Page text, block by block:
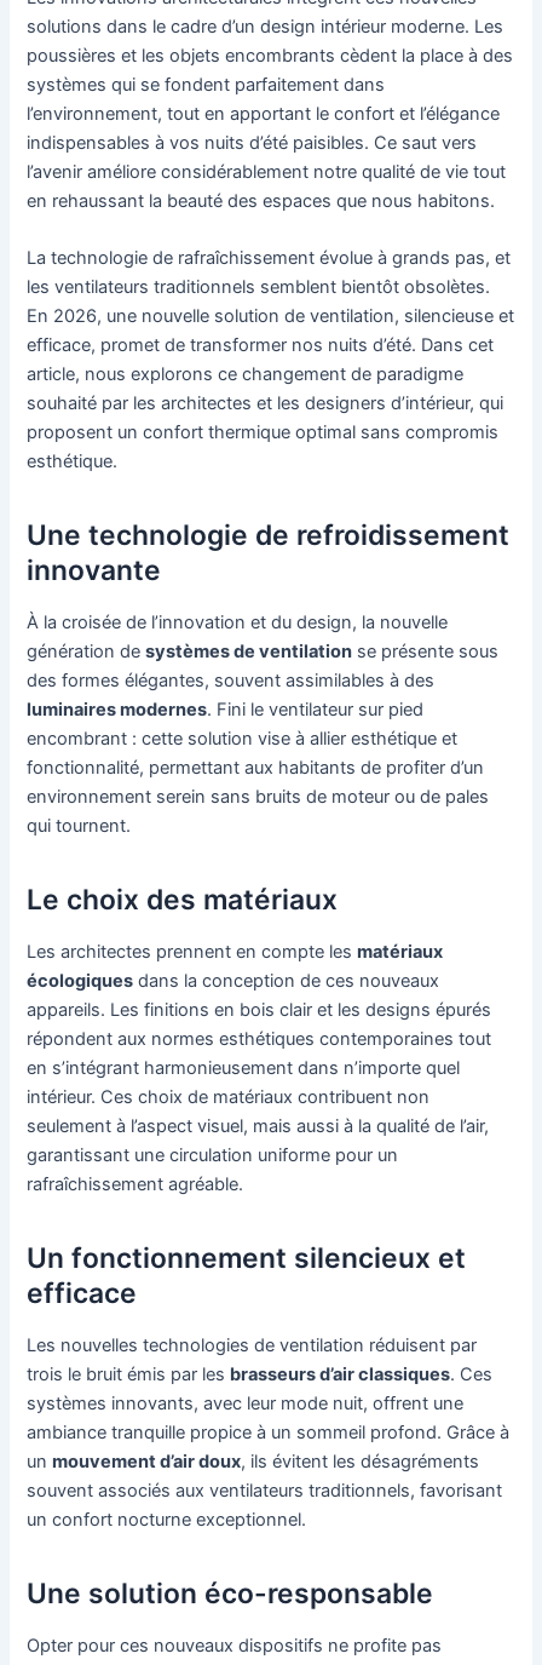
solutions dans le cadre d’un design intérieur moderne. Les
poussières et les objets encombrants cèdent la place à des
systèmes qui se fondent parfaitement dans
l’environnement, tout en apportant le confort et l’élégance
indispensables à vos nuits d’été paisibles. Ce saut vers
l’avenir améliore considérablement notre qualité de vie tout
en rehaussant la beauté des espaces que nous habitons.
La technologie de rafraîchissement évolue à grands pas, et
les ventilateurs traditionnels semblent bientôt obsolètes.
En 2026, une nouvelle solution de ventilation, silencieuse et
efficace, promet de transformer nos nuits d’été. Dans cet
article, nous explorons ce changement de paradigme
souhaité par les architectes et les designers d’intérieur, qui
proposent un confort thermique optimal sans compromis
esthétique.
Une technologie de refroidissement
innovante
À la croisée de l’innovation et du design, la nouvelle
génération desystèmes de ventilation se présente sous
des formes élégantes, souvent assimilables à des
luminaires modernes. Fini le ventilateur sur pied
encombrant : cette solution vise à allier esthétique et
fonctionnalité, permettant aux habitants de profiter d’un
environnement serein sans bruits de moteur ou de pales
qui tournent.
Le choix des matériaux
Les architectes prennent en compte lesmatériaux
écologiques dans la conception de ces nouveaux
appareils. Les finitions en bois clair et les designs épurés
répondent aux normes esthétiques contemporaines tout
en s’intégrant harmonieusement dans n’importe quel
intérieur. Ces choix de matériaux contribuent non
seulement à l’aspect visuel, mais aussi à la qualité de l’air,
garantissant une circulation uniforme pour un
rafraîchissement agréable.
Un fonctionnement silencieux et
efficace
Les nouvelles technologies de ventilation réduisent par
trois le bruit émis par les brasseurs d’air classiques. Ces
systèmes innovants, avec leur mode nuit, offrent une
ambiance tranquille propice à un sommeil profond. Grâce à
unmouvement d’air doux, ils évitent les désagréments
souvent associés aux ventilateurs traditionnels, favorisant
un confort nocturne exceptionnel.
Une solution éco-responsable
Opter pour ces nouveaux dispositifs ne profite pas